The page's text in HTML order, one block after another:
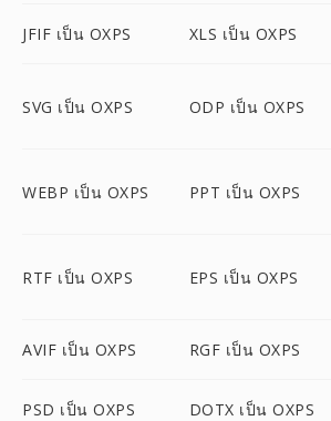
JFIF เป็น OXPS XLS เป็น OXPS
SVG เป็น OXPS ODP เป็น OXPS
WEBP เป็น OXPS PPT เป็น OXPS
RTF เป็น OXPS EPS เป็น OXPS
AVIF เป็น OXPS RGF เป็น OXPS
PSD เป็น OXPS DOTX เป็น OXPS